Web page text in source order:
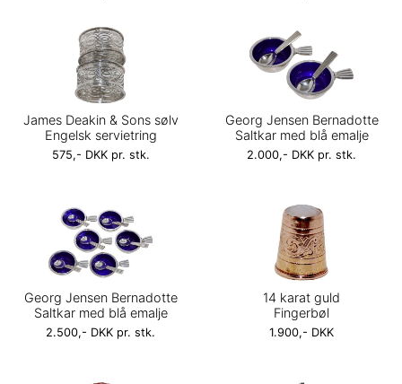
James Deakin & Sons sølv
Engelsk servietring
575,- DKK pr. stk.
Georg Jensen Bernadotte
Saltkar med blå emalje
2.000,- DKK pr. stk.
Georg Jensen Bernadotte
Saltkar med blå emalje
2.500,- DKK pr. stk.
14 karat guld
Fingerbøl
1.900,- DKK